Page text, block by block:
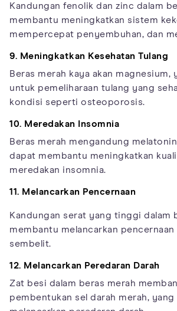
Kandungan fenolik dan zinc dalam
membantu meningkatkan sistem
mempercepat penyembuhan, dan
9. Meningkatkan Kesehatan Tulang
Beras merah kaya akan magnesium,
untuk pemeliharaan tulang yang
kondisi seperti osteoporosis.
10. Meredakan Insomnia
Beras merah mengandung
dapat membantu meningkatkan
meredakan insomnia.
11. Melancarkan Pencernaan
Kandungan serat yang tinggi dalam
membantu melancarkan
sembelit.
12. Melancarkan Peredaran Darah
Zat besi dalam beras merah
pembentukan sel darah merah,